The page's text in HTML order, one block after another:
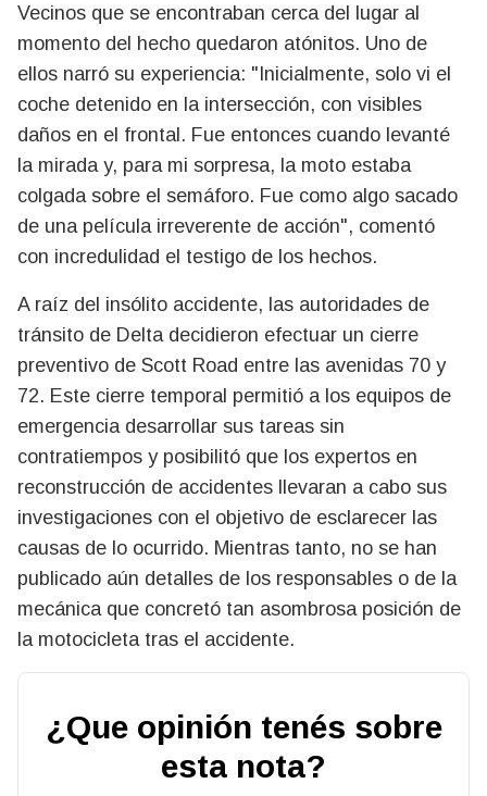
Vecinos que se encontraban cerca del lugar al
momento del hecho quedaron atónitos. Uno de
ellos narró su experiencia: "Inicialmente, solo vi el
coche detenido en la intersección, con visibles
daños en el frontal. Fue entonces cuando levanté
la mirada y, para mi sorpresa, la moto estaba
colgada sobre el semáforo. Fue como algo sacado
de una película irreverente de acción", comentó
con incredulidad el testigo de los hechos.
A raíz del insólito accidente, las autoridades de
tránsito de Delta decidieron efectuar un cierre
preventivo de Scott Road entre las avenidas 70 y
72. Este cierre temporal permitió a los equipos de
emergencia desarrollar sus tareas sin
contratiempos y posibilitó que los expertos en
reconstrucción de accidentes llevaran a cabo sus
investigaciones con el objetivo de esclarecer las
causas de lo ocurrido. Mientras tanto, no se han
publicado aún detalles de los responsables o de la
mecánica que concretó tan asombrosa posición de
la motocicleta tras el accidente.
¿Que opinión tenés sobre
esta nota?